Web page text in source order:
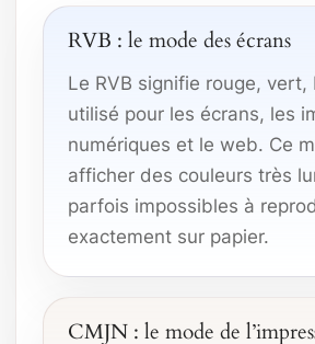
RVB : le mode des écrans
Le RVB signifie rouge, vert,
utilisé pour les écrans, les
numériques et le web. Ce
afficher des couleurs très
parfois impossibles à
exactement sur papier.
CMJN : le mode de